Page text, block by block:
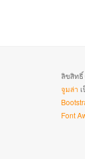
ลิขสิทธิ์
จูมล่า
Font